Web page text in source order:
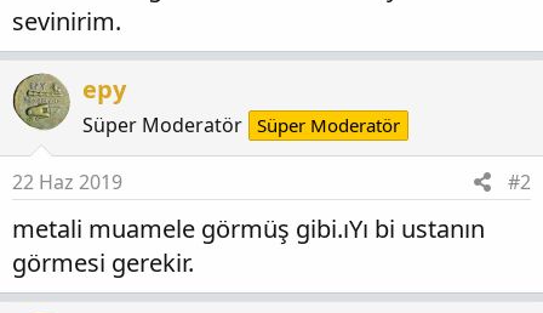
sevinirim.
epy
Süper Moderatör Süper Moderatör
22 Haz 2019 #2
metali muamele görmüş gibi.ıYı bi ustanın
görmesi gerekir.